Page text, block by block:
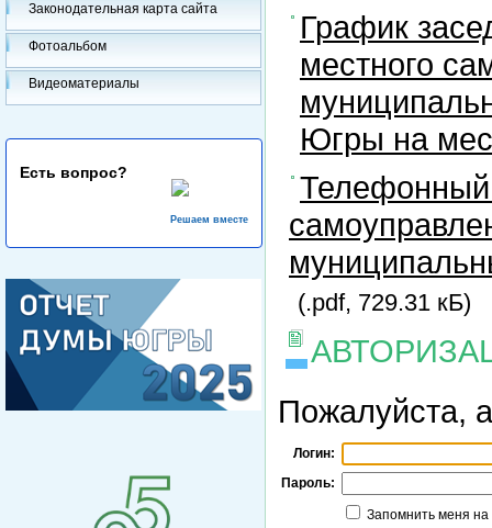
Законодательная карта сайта
Фотоальбом
Видеоматериалы
Есть вопрос?
Решаем вместе
График
местного
Югры на
Телефонный
(.pdf, 729.31 кБ)
Пожалуйста,
Логин:
Пароль:
Запомнить меня